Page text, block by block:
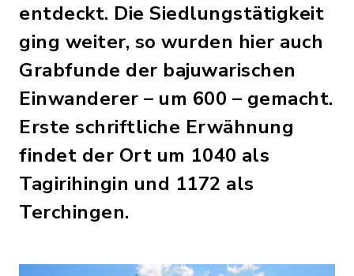
entdeckt. Die Siedlungstätigkeit
ging weiter, so wurden hier auch
Grabfunde der bajuwarischen
Einwanderer – um 600 – gemacht.
Erste schriftliche Erwähnung
findet der Ort um 1040 als
Tagirihingin und 1172 als
Terchingen.